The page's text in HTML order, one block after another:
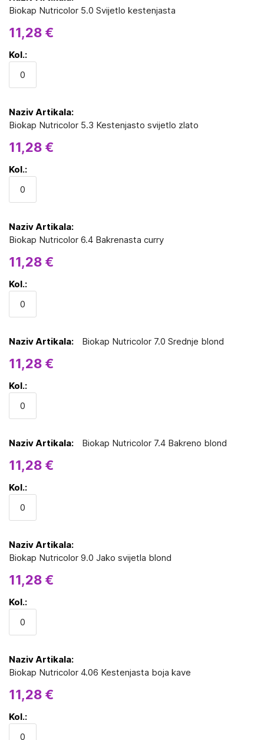
Biokap Nutricolor 5.0 Svijetlo kestenjasta
11,28 €
Biokap Nutricolor 5.3 Kestenjasto svijetlo zlato
11,28 €
Biokap Nutricolor 6.4 Bakrenasta curry
11,28 €
Biokap Nutricolor 7.0 Srednje blond
11,28 €
Biokap Nutricolor 7.4 Bakreno blond
11,28 €
Biokap Nutricolor 9.0 Jako svijetla blond
11,28 €
Biokap Nutricolor 4.06 Kestenjasta boja kave
11,28 €